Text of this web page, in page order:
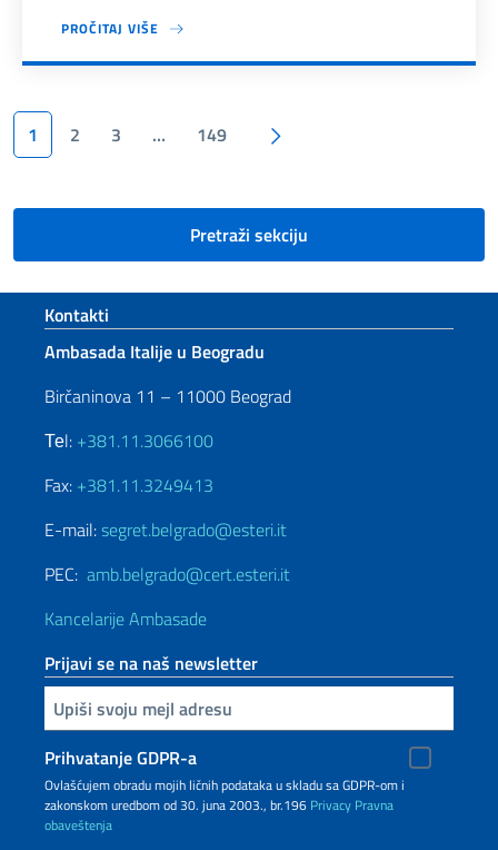
PROČITAJ VIŠE
Stranične memorije
1 2 3 … 149
Pretraži sekciju
Footer section
Kontakti
Ambasada Italije u Beogradu
Birčaninova 11 – 11000 Beograd
Теl: +381.11.3066100
Fax: +381.11.3249413
E-mail:segret.belgrado@esteri.it
PEC: amb.belgrado@cert.esteri.it
Kancelarije Ambasade
Prijavi se na naš newsletter
Upiši vaš imejl
Prihvatanje GDPR-a
Ovlašćujem obradu mojih ličnih podataka u skladu sa GDPR-om i
zakonskom uredbom od 30. juna 2003., br.196 Privacy Pravna
obaveštenja